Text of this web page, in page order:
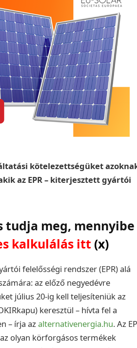
kötelezettségüket
az EPR – kiterjesztett gyártói
tudja meg, mennyibe
kalkulálás itt (x)
felelősségi rendszer (EPR) alá
az előző negyedévre
július 20-ig kell teljesíteniük az
keresztül – hívta fel a
– írja azalternativenergia.hu. Az
olyan körforgásos termékek